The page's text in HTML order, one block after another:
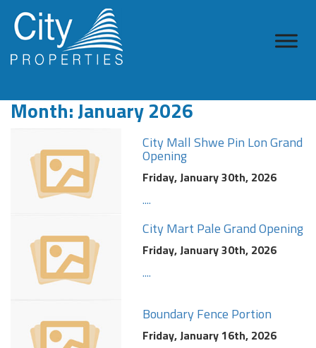
Month:January 2026
City Mall Shwe Pin Lon Grand
Opening
Friday, January 30th, 2026
....
City Mart Pale Grand Opening
Friday, January 30th, 2026
....
Boundary Fence Portion
Friday, January 16th, 2026